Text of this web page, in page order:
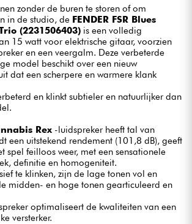
zonder de buren te storen of om
in de studio, de FENDER FSR Blues
(2231506403) is een volledig
15 watt voor elektrische gitaar, voorzien
en een veergalm. Deze verbeterde
model beschikt over een nieuw
dat een scherpere en warmere klank
en klinkt subtieler en natuurlijker dan
Rex -luidspreker heeft tal van
een uitstekend rendement (101,8 dB), geeft
spel feilloos weer, met een sensationele
definitie en homogeniteit.
te klinken, zijn de lage tonen vol en
midden- en hoge tonen gearticuleerd en
optimaliseert de kwaliteiten van een
versterker.